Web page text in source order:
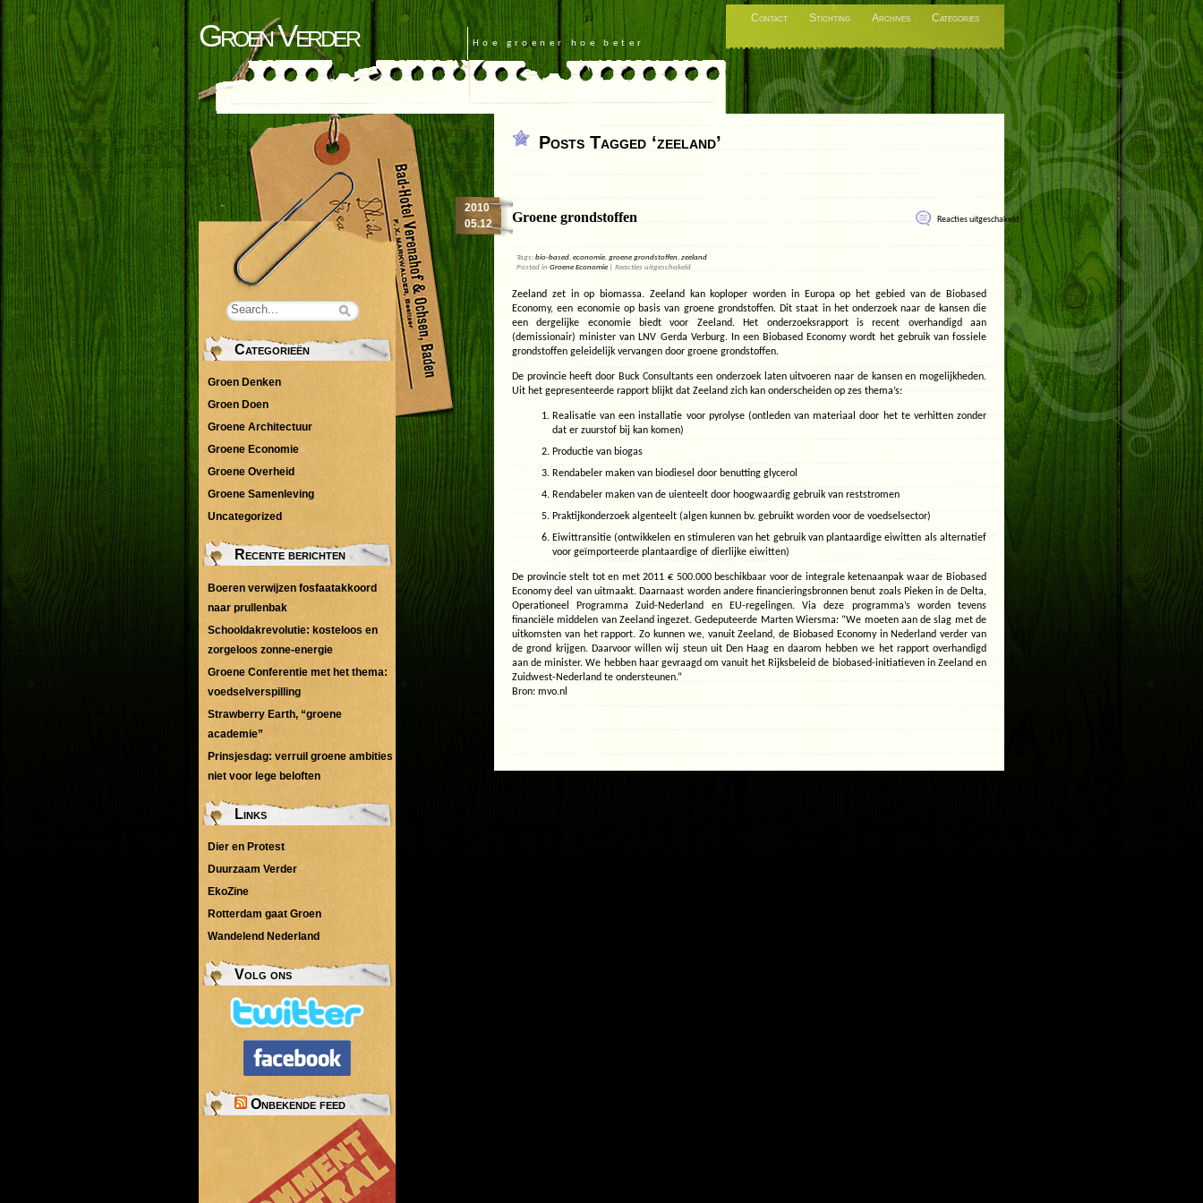
Contact Stichting Archives Categories
Groen Verder Hoe groener hoe beter
Posts Tagged ‘zeeland’
Reacties uitgeschakeldvoor
Groene
grondstoffen
Groene grondstoffen
2010
05.12
Tags: bio-based economie groene grondstoffen zeeland
Posted in Groene Economie | Reacties uitgeschakeldvoor
Zeeland zet in op biomassa. Zeeland kan koploper worden in Europa op het gebied van de Biobased
Economy, een economie op basis van groene grondstoffen. Dit staat in het onderzoek naar de kansen die
een dergelijke economie biedt voor Zeeland. Het onderzoeksrapport is recent overhandigd aan
(demissionair) minister van LNV Gerda Verburg. In een Biobased Economy wordt het gebruik van fossiele
grondstoffen geleidelijk vervangen door groene grondstoffen.
De provincie heeft door Buck Consultants een onderzoek laten uitvoeren naar de kansen en mogelijkheden.
Uit het gepresenteerde rapport blijkt dat Zeeland zich kan onderscheiden op zes thema’s:
Realisatie van een installatie voor pyrolyse (ontleden van materiaal door het te verhitten zonder
dat er zuurstof bij kan komen)
Productie van biogas
Rendabeler maken van biodiesel door benutting glycerol
Rendabeler maken van de uienteelt door hoogwaardig gebruik van reststromen
Praktijkonderzoek algenteelt (algen kunnen bv. gebruikt worden voor de voedselsector)
Eiwittransitie (ontwikkelen en stimuleren van het gebruik van plantaardige eiwitten als alternatief
voor geïmporteerde plantaardige of dierlijke eiwitten)
De provincie stelt tot en met 2011 € 500.000 beschikbaar voor de integrale ketenaanpak waar de Biobased
Economy deel van uitmaakt. Daarnaast worden andere financieringsbronnen benut zoals Pieken in de Delta,
Operationeel Programma Zuid-Nederland en EU-regelingen. Via deze programma’s worden tevens
financiële middelen van Zeeland ingezet. Gedeputeerde Marten Wiersma: “We moeten aan de slag met de
uitkomsten van het rapport. Zo kunnen we, vanuit Zeeland, de Biobased Economy in Nederland verder van
de grond krijgen. Daarvoor willen wij steun uit Den Haag en daarom hebben we het rapport overhandigd
aan de minister. We hebben haar gevraagd om vanuit het Rijksbeleid de biobased-initiatieven in Zeeland en
Zuidwest-Nederland te ondersteunen.”
Bron: mvo.nl
Categorieën
Groen Denken
Groen Doen
Groene Architectuur
Groene Economie
Groene Overheid
Groene Samenleving
Uncategorized
Recente berichten
Boeren verwijzen fosfaatakkoord
naar prullenbak
Schooldakrevolutie: kosteloos en
zorgeloos zonne-energie
Groene Conferentie met het thema:
voedselverspilling
Strawberry Earth, “groene
academie”
Prinsjesdag: verruil groene ambities
niet voor lege beloften
Links
Dier en Protest
Duurzaam Verder
EkoZine
Rotterdam gaat Groen
Wandelend Nederland
Volg ons
Onbekende feed